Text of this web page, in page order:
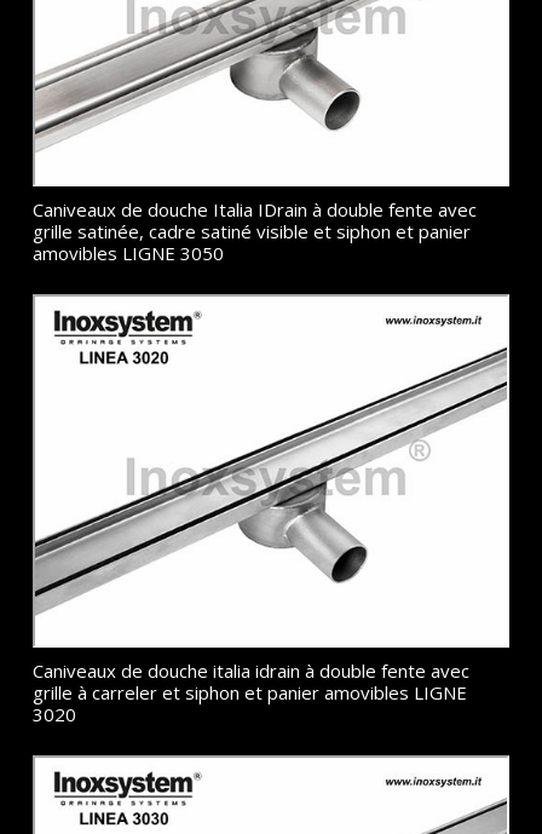
Caniveaux de douche Italia IDrain à double fente avec
grille satinée, cadre satiné visible et siphon et panier
amovibles LIGNE 3050
Caniveaux de douche italia idrain à double fente avec
grille à carreler et siphon et panier amovibles LIGNE
3020